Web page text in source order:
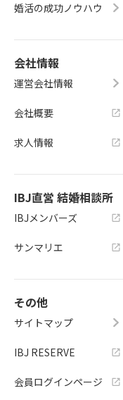
婚活の成功ノウハウ
会社情報
運営会社情報
会社概要
求人情報
IBJ直営 結婚相談所
IBJメンバーズ
サンマリエ
その他
サイトマップ
IBJ RESERVE
会員ログインページ